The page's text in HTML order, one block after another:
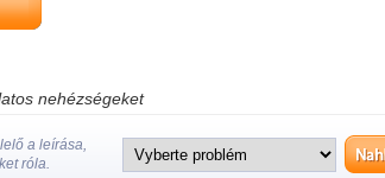
nehézségeket
a leírása,
róla.